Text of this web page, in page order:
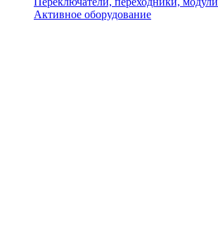
Активное оборудование